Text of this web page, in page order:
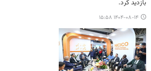
بازدید کرد.
۱۴۰۴-۰۸-۱۴ ۱۵:۵۸